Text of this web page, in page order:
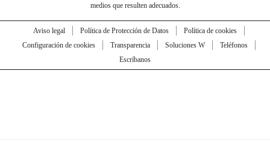
medios que resulten adecuados.
Aviso legal Política de Protección de Datos
Política de cookies
Configuración de cookies
Transparencia Soluciones W
Teléfonos
Escríbanos